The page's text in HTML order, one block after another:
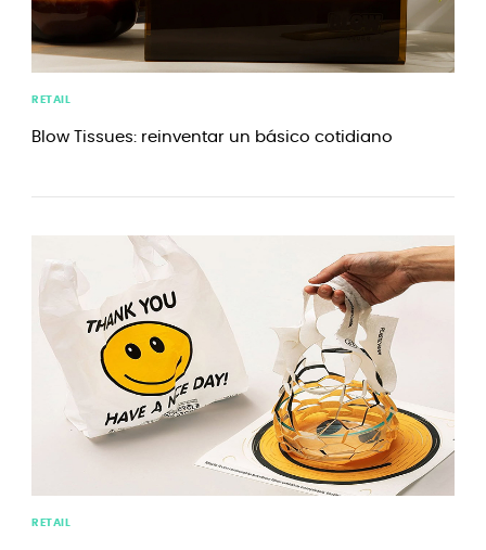
RETAIL
Blow Tissues: reinventar un básico cotidiano
RETAIL